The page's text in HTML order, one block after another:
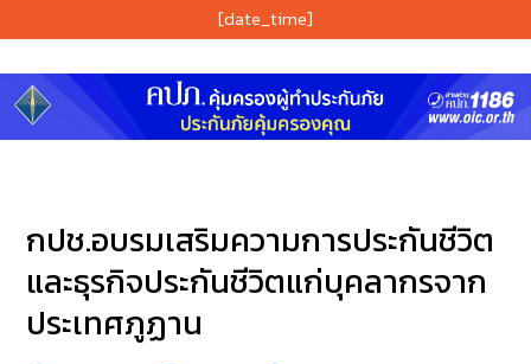
[date_time]
กปช.อบรมเสริมความการประกันชีวิต
และธุรกิจประกันชีวิตแก่บุคลากรจาก
ประเทศภูฏาน